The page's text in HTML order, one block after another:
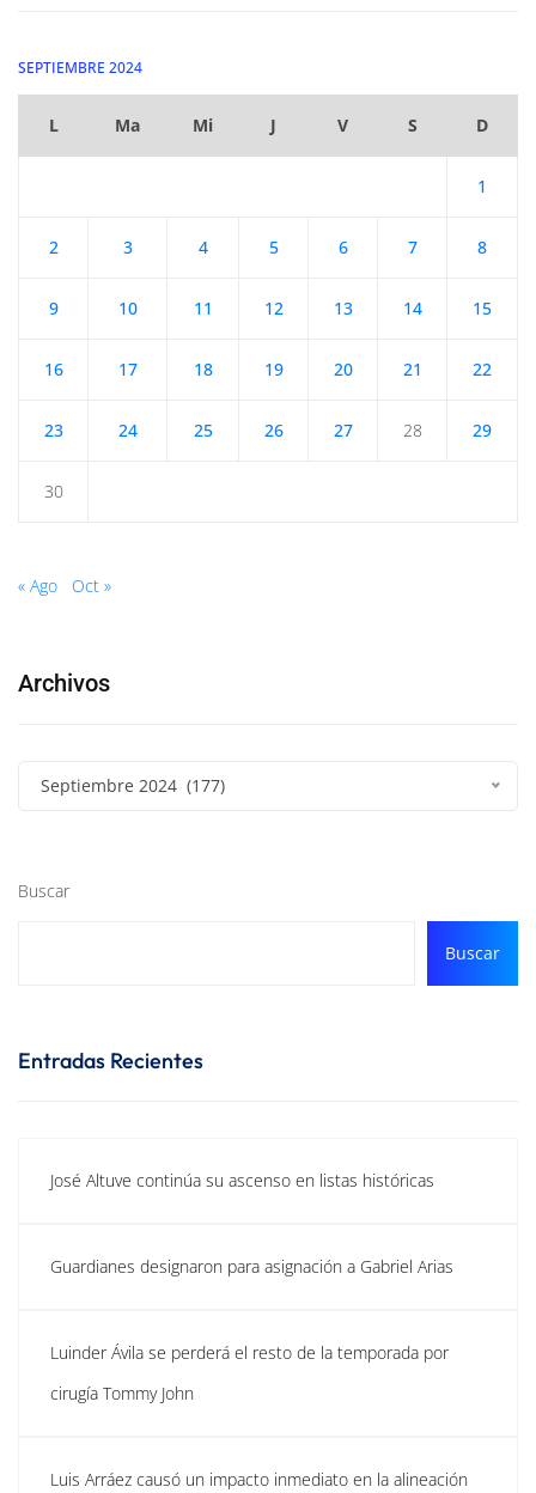
SEPTIEMBRE 2024
L Ma Mi J V S D
1
2 3 4 5 6 7 8
9 10 11 12 13 14 15
16 17 18 19 20 21 22
23 24 25 26 27 28 29
30
« Ago Oct »
Archivos
Septiembre 2024 (177)
Buscar
Buscar
Entradas Recientes
José Altuve continúa su ascenso en listas históricas
Guardianes designaron para asignación a Gabriel Arias
Luinder Ávila se perderá el resto de la temporada por
cirugía Tommy John
Luis Arráez causó un impacto inmediato en la alineación